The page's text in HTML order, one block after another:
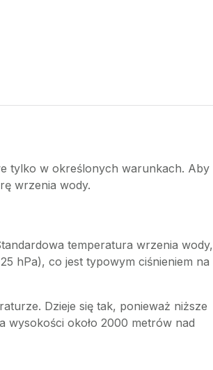
tylko w określonych warunkach. Aby
wrzenia wody.
temperatura wrzenia wody,
hPa), co jest typowym ciśnieniem na
Dzieje się tak, ponieważ niższe
wysokości około 2000 metrów nad